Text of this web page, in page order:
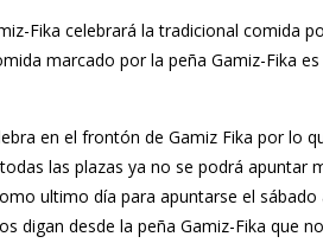
Fika celebrará la tradicional comida
marcado por la peña Gamiz-Fika
en el frontón de Gamiz Fika por lo
las plazas ya no se podrá apuntar
ultimo día para apuntarse el sábado
digan desde la peña Gamiz-Fika que